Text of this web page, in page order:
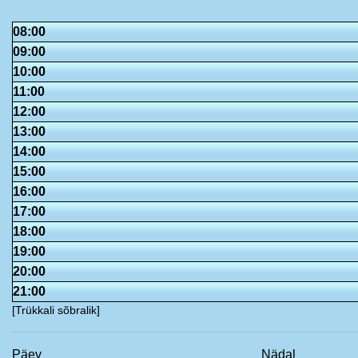
08:00
09:00
10:00
11:00
12:00
13:00
14:00
15:00
16:00
17:00
18:00
19:00
20:00
21:00
[Trükkali sõbralik]
Päev Nädal